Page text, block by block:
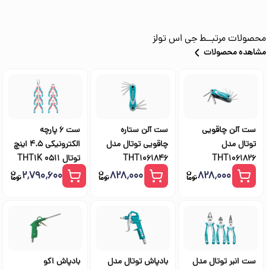
محصولات مرتبــطجی اس تولز
مشاهده محصولات
ست آلن چاقویی
توتال مدل
THT1061826
۸۲۸٬۰۰۰
ست آلن ستاره
چاقویی توتال مدل
THT1061846
۸۲۸٬۰۰۰
ست 6 پارچه
الکترونیکی 4.5 اینچ
توتال THT1K 0511
۲٬۷۹۰٬۶۰۰
ست انبر توتال مدل
بادپاش توتال مدل
بادپاش اکو